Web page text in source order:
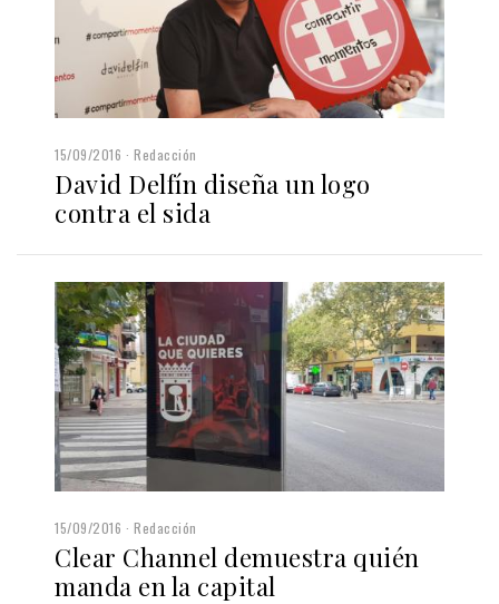
15/09/2016 Redacción
David Delfín diseña un logo
contra el sida
15/09/2016 Redacción
Clear Channel demuestra quién
manda en la capital